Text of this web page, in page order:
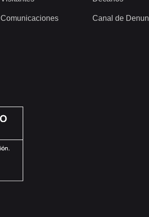
Comunicaciones Canal de